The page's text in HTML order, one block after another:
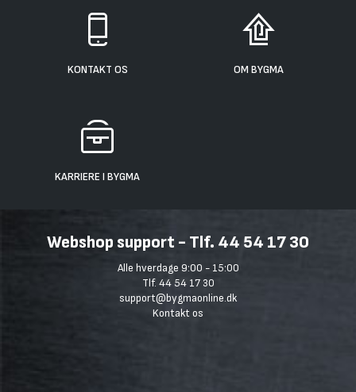
KONTAKT OS OM BYGMA
KARRIERE I BYGMA
Webshop support - Tlf. 44 54 17 30
Alle hverdage 9:00 - 15:00
Tlf. 44 54 17 30
support@bygmaonline.dk
Kontakt os